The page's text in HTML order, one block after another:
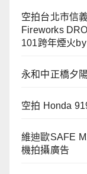
空拍台北市信
Fireworks
101跨年煙火
永和中正橋夕
空拍 Honda
維迪歐SAFE
機拍攝廣告